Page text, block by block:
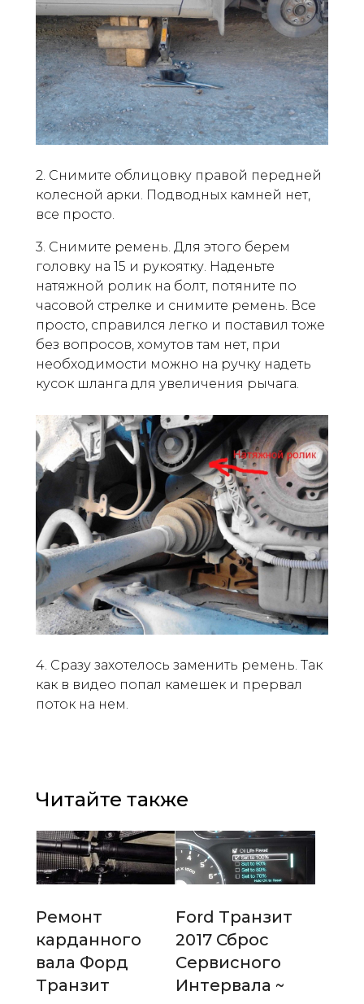
2. Снимите облицовку правой передней
колесной арки. Подводных камней нет,
все просто.
3. Снимите ремень. Для этого берем
головку на 15 и рукоятку. Наденьте
натяжной ролик на болт, потяните по
часовой стрелке и снимите ремень. Все
просто, справился легко и поставил тоже
без вопросов, хомутов там нет, при
необходимости можно на ручку надеть
кусок шланга для увеличения рычага.
4. Сразу захотелось заменить ремень. Так
как в видео попал камешек и прервал
поток на нем.
Читайте также
Ремонт
карданного
вала Форд
Транзит
Ford Транзит
2017 Сброс
Сервисного
Интервала ~